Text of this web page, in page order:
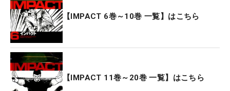
【IMPACT 6巻～10巻 一覧】はこちら
【IMPACT 11巻～20巻 一覧】はこちら